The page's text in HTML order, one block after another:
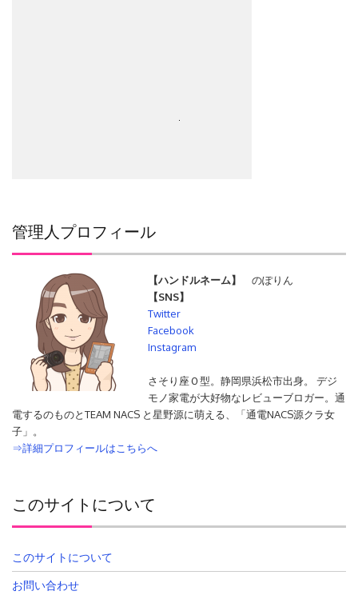
管理人プロフィール
【ハンドルネーム】
のぽりん
【SNS】
Twitter
Facebook
Instagram
さそり座Ｏ型。静岡県浜松市出身。 デジ
モノ家電が大好物なレビューブロガー。通
電するのものとTEAM NACS と星野源に萌える、「通電NACS源クラ女
子」。
⇒詳細プロフィールはこちらへ
このサイトについて
このサイトについて
お問い合わせ